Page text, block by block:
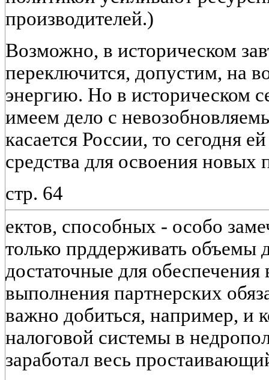
производителей.)
Возможно, в историческом
переключится, допустим, на
энергию. Но в историческом
имеем дело с
касается России, то сегодня
средства для освоения новых
стр. 64
ектов, способных - особо
только прддерживать объемы
достаточные для
выполнения партнерских
важно добиться, например, и
налоговой системы в
заработал весь